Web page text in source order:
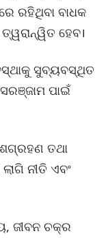
ରହିଥିବା ବାଧକ
ହେବ।
ସୁବ୍ୟବସ୍ଥିତ
ପାଇଁ
ତଥା
ନୀତି ଏବଂ
ଜୀବନ ଚକ୍ର